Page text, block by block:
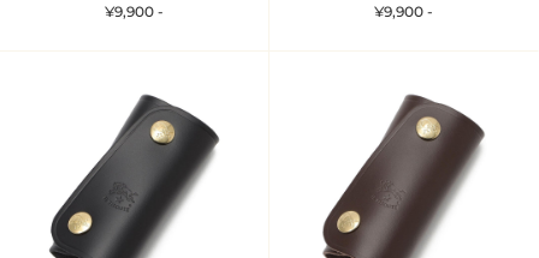
¥9,900 -
¥9,900 -